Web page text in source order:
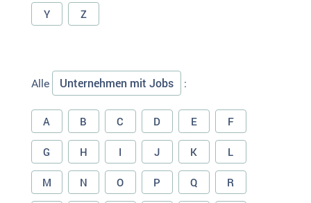
Y Z
Alle Unternehmen mit Jobs :
A B C D E F
G H I J K L
M N O P Q R